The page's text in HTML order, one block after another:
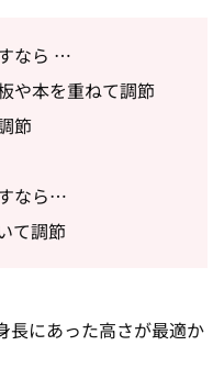
なら …
や本を重ねて調節
節
なら…
て調節
長にあった高さが最適か